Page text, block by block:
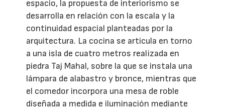
espacio, la propuesta de interiorismo se
desarrolla en relación con la escala y la
continuidad espacial planteadas por la
arquitectura. La cocina se articula en torno
a una isla de cuatro metros realizada en
piedra Taj Mahal, sobre la que se instala una
lámpara de alabastro y bronce, mientras que
el comedor incorpora una mesa de roble
diseñada a medida e iluminación mediante